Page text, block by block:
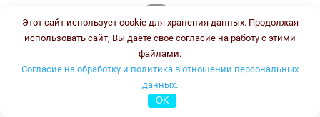
Саргсян
Нина Арутюновна
Врач - генетик
Стаж:
Этот сайт использует cookie для хранения данных. Продолжая
использовать сайт, Вы даете свое согласие на работу с этими
файлами.
Согласие на обработку и политика в отношении персональных
данных.
OK